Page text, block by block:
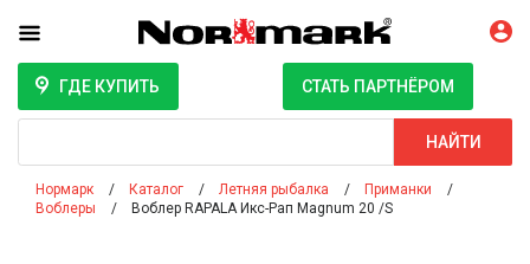
ГДЕ КУПИТЬ СТАТЬ ПАРТНЁРОМ
НАЙТИ
Нормарк Каталог Летняя рыбалка
Приманки
Воблеры
Воблер RAPALA Икс-Рап Magnum 20 /S